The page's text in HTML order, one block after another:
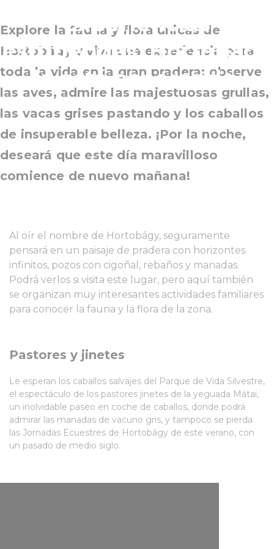
experiencias
estupendas: Hortobágy
le está esperando.
Explore la fauna y flora únicas de
Hortobágy y viva una experiencia para
toda la vida en la gran pradera: observe
las aves, admire las majestuosas grullas,
las vacas grises pastando y los caballos
de insuperable belleza. ¡Por la noche,
deseará que este día maravilloso
comience de nuevo mañana!
Al oír el nombre de Hortobágy, seguramente
pensará en un paisaje de pradera con horizontes
infinitos, pozos con cigoñal, rebaños y manadas.
Podrá verlos si visita este lugar, pero aquí también
se organizan muy interesantes actividades familiares
para conocer la fauna y la flora de la zona.
Pastores y jinetes
Le esperan los caballos salvajes del Parque de Vida Silvestre,
el espectáculo de los pastores jinetes de la yeguada Mátai,
un inolvidable paseo en coche de caballos, donde podrá
admirar las manadas de vacuno gris, y tampoco se pierda
las Jornadas Ecuestres de Hortobágy de este verano, con
un pasado de medio siglo.